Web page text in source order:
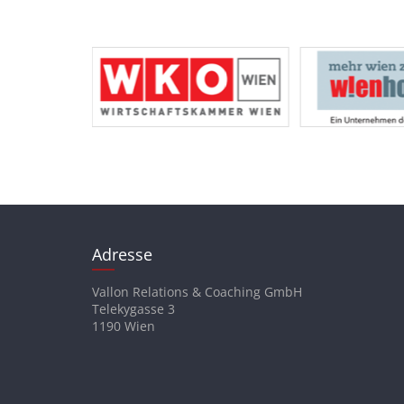
Adresse
Vallon Relations & Coaching GmbH
Telekygasse 3
1190 Wien